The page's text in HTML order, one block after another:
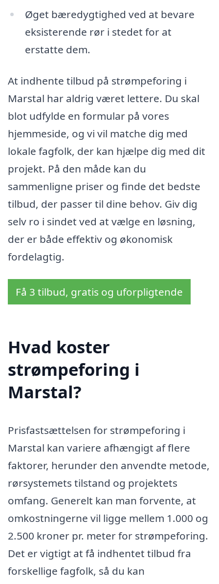
Øget bæredygtighed ved at bevare
eksisterende rør i stedet for at
erstatte dem.
At indhente tilbud på strømpeforing i
Marstal har aldrig været lettere. Du skal
blot udfylde en formular på vores
hjemmeside, og vi vil matche dig med
lokale fagfolk, der kan hjælpe dig med dit
projekt. På den måde kan du
sammenligne priser og finde det bedste
tilbud, der passer til dine behov. Giv dig
selv ro i sindet ved at vælge en løsning,
der er både effektiv og økonomisk
fordelagtig.
Få 3 tilbud, gratis og uforpligtende
Hvad koster
strømpeforing i
Marstal?
Prisfastsættelsen for strømpeforing i
Marstal kan variere afhængigt af flere
faktorer, herunder den anvendte metode,
rørsystemets tilstand og projektets
omfang. Generelt kan man forvente, at
omkostningerne vil ligge mellem 1.000 og
2.500 kroner pr. meter for strømpeforing.
Det er vigtigt at få indhentet tilbud fra
forskellige fagfolk, så du kan